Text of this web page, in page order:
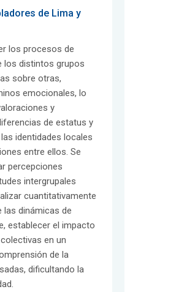
de Lima y
los procesos de
los distintos grupos
sobre otras,
emocionales, lo
y
de estatus y
identidades locales
entre ellos. Se
percepciones
intergrupales
cuantitativamente
las dinámicas de
establecer el impacto
en un
de la
dificultando la